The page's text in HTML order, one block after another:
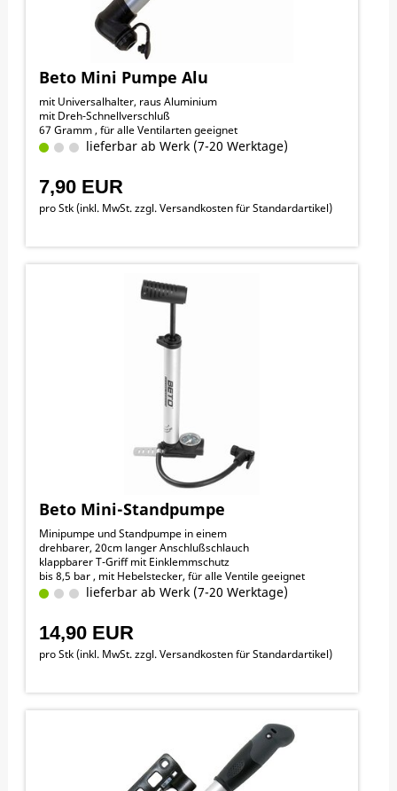
Beto Mini Pumpe Alu
mit Universalhalter, raus Aluminium
mit Dreh-Schnellverschluß
67 Gramm , für alle Ventilarten geeignet
lieferbar ab Werk (7-20 Werktage)
7,90 EUR
pro Stk (inkl. MwSt. zzgl.Versandkosten für Standardartikel)
Beto Mini-Standpumpe
Minipumpe und Standpumpe in einem
drehbarer, 20cm langer Anschlußschlauch
klappbarer T-Griff mit Einklemmschutz
bis 8,5 bar , mit Hebelstecker, für alle Ventile geeignet
lieferbar ab Werk (7-20 Werktage)
14,90 EUR
pro Stk (inkl. MwSt. zzgl.Versandkosten für Standardartikel)